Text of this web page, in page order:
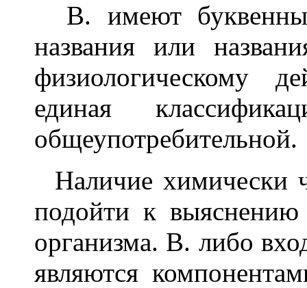
В. имеют
названия или
физиологическому
единая
общеупотребительной.
Наличие химически
подойти к
организма. В. либо
являются